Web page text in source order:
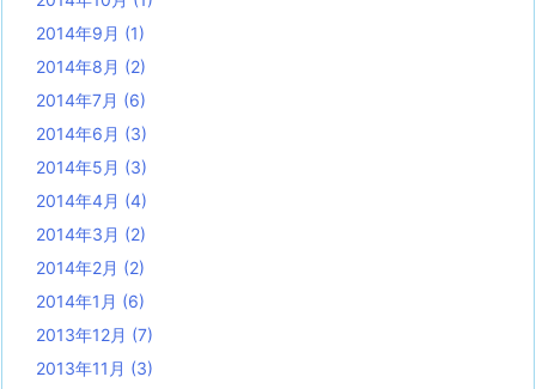
2014年9月 (1)
2014年8月 (2)
2014年7月 (6)
2014年6月 (3)
2014年5月 (3)
2014年4月 (4)
2014年3月 (2)
2014年2月 (2)
2014年1月 (6)
2013年12月 (7)
2013年11月 (3)